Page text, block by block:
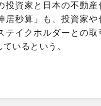
投資家と日本の不動産
居秒算」も、投資家や
テイクホルダーとの取
いるという。